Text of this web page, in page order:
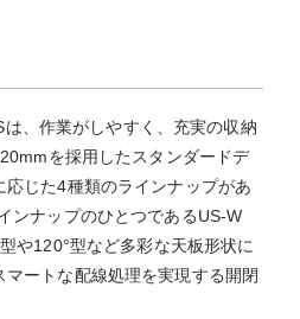
、作業がしやすく、充実の収納
を採用したスタンダードデ
応じた4種類のラインナップがあ
ンナップのひとつであるUS-W
や120°型など多彩な天板形状に
ートな配線処理を実現する開閉